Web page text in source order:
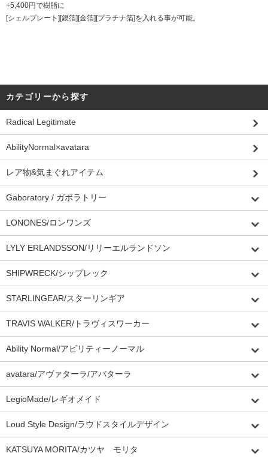
+5,400円で樹脂に
[シェルプレート][銀箔][金箔][プラチナ箔]を入れる事が可能。
カテゴリーから探す
Radical Legitimate
AbilityNormal×avatara
レア物&気まぐれアイテム
Gaboratory / ガボラトリー
LONONES/ロンワンズ
LYLY ERLANDSSON/リリーエルランドソン
SHIPWRECK/シップレック
STARLINGEAR/スターリンギア
TRAVIS WALKER/トラヴィスワーカー
Ability Normal/アビリティーノーマル
avatara/アヴァターラ/アバターラ
LegioMade/レギオメイド
Loud Style Design/ラウドスタイルデザイン
KATSUYA MORITA/カツヤ モリタ